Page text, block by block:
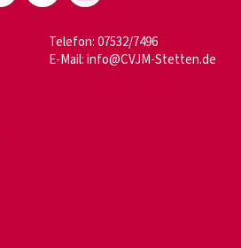
Telefon: 07532/7496
E-Mail:info@CVJM-Stetten.de